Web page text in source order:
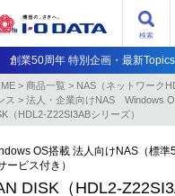
検索
創業50周年 特別企画・最新
> 商品一覧 > NAS（ネットワーク
ス​ > 法人・企業向けNAS Windows
（HDL2-Z22SI3ABシリーズ）
OS搭載 法人向けNAS（標準
ービス付き）
DISK（HDL2-